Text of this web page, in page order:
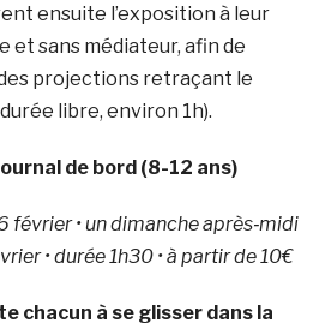
ensuite l’exposition à leur
et sans médiateur, afin de
projections retraçant le
libre, environ 1h).
de bord (8-12 ans)
février • un dimanche après‑midi
• durée 1h30 • à partir de 10€
chacun à se glisser dans la